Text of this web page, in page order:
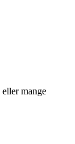
mange